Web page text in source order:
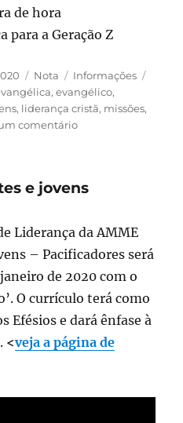
de hora
para a Geração Z
Formato
Nota Categorias
Informações
,evangélico,
, liderança cristã, missões,
comentárioem
e
do
Rei
e jovens
Liderança da AMME
– Pacificadores será
de 2020 com o
O currículo terá como
Efésios e dará ênfase à
<veja a página de